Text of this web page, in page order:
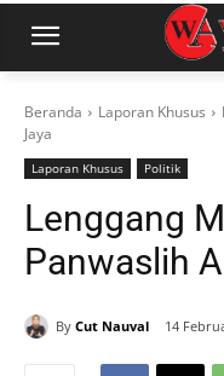
Beranda Laporan Khusus
Jaya
Laporan Khusus Politik
Lenggang
Panwaslih
By Cut Nauval 14